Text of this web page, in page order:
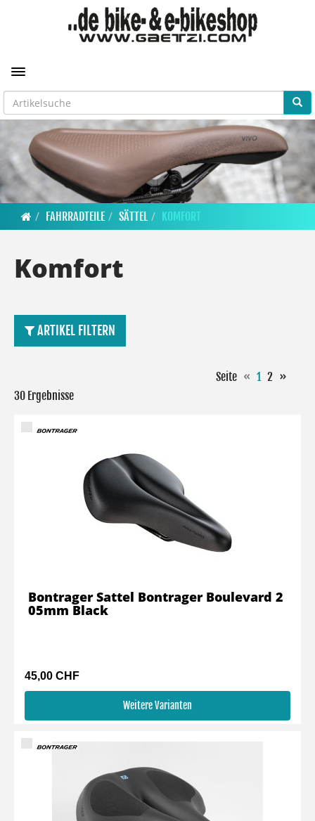
Toggle navigation
FAHRRADTEILE SÄTTEL KOMFORT
Komfort
ARTIKEL FILTERN
Seite « 1 2 »
30 Ergebnisse
45,00 CHF
Weitere Varianten
Bontrager Sattel Bontrager Boulevard 2
05mm Black